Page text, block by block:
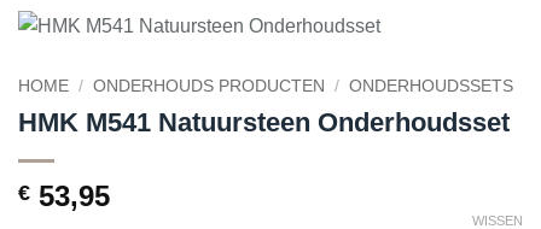
HOME / ONDERHOUDS PRODUCTEN / ONDERHOUDSSETS
HMK M541 Natuursteen Onderhoudsset
€ 53,95
WISSEN